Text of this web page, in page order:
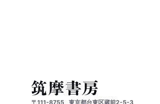
〒111-8755 東京都台東区蔵前2-5-3